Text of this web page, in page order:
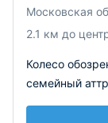
Московская
2.1 км до
Колесо
семейный